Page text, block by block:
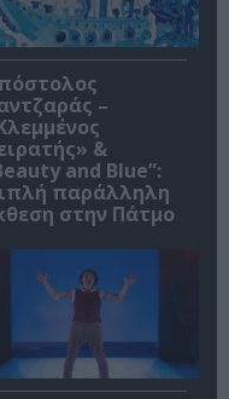
–
&
and Blue”:
παράλληλη
στην Πάτμο